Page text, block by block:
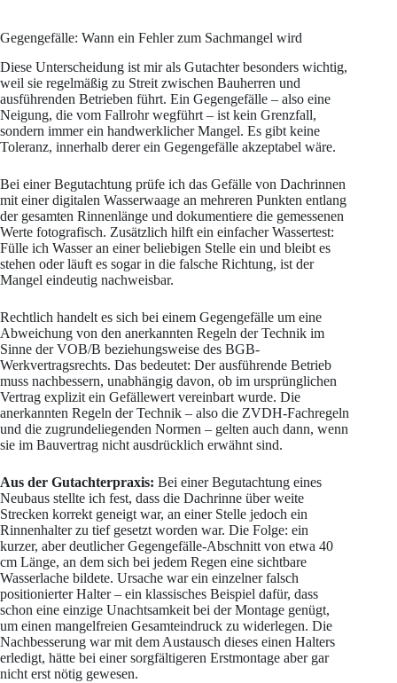
Gegengefälle: Wann ein Fehler zum Sachmangel wird
Diese Unterscheidung ist mir als Gutachter besonders wichtig,
weil sie regelmäßig zu Streit zwischen Bauherren und
ausführenden Betrieben führt. Ein Gegengefälle – also eine
Neigung, die vom Fallrohr wegführt – ist kein Grenzfall,
sondern immer ein handwerklicher Mangel. Es gibt keine
Toleranz, innerhalb derer ein Gegengefälle akzeptabel wäre.
Bei einer Begutachtung prüfe ich das Gefälle von Dachrinnen
mit einer digitalen Wasserwaage an mehreren Punkten entlang
der gesamten Rinnenlänge und dokumentiere die gemessenen
Werte fotografisch. Zusätzlich hilft ein einfacher Wassertest:
Fülle ich Wasser an einer beliebigen Stelle ein und bleibt es
stehen oder läuft es sogar in die falsche Richtung, ist der
Mangel eindeutig nachweisbar.
Rechtlich handelt es sich bei einem Gegengefälle um eine
Abweichung von den anerkannten Regeln der Technik im
Sinne der VOB/B beziehungsweise des BGB-
Werkvertragsrechts. Das bedeutet: Der ausführende Betrieb
muss nachbessern, unabhängig davon, ob im ursprünglichen
Vertrag explizit ein Gefällewert vereinbart wurde. Die
anerkannten Regeln der Technik – also die ZVDH-Fachregeln
und die zugrundeliegenden Normen – gelten auch dann, wenn
sie im Bauvertrag nicht ausdrücklich erwähnt sind.
Aus der Gutachterpraxis: Bei einer Begutachtung eines
Neubaus stellte ich fest, dass die Dachrinne über weite
Strecken korrekt geneigt war, an einer Stelle jedoch ein
Rinnenhalter zu tief gesetzt worden war. Die Folge: ein
kurzer, aber deutlicher Gegengefälle-Abschnitt von etwa 40
cm Länge, an dem sich bei jedem Regen eine sichtbare
Wasserlache bildete. Ursache war ein einzelner falsch
positionierter Halter – ein klassisches Beispiel dafür, dass
schon eine einzige Unachtsamkeit bei der Montage genügt,
um einen mangelfreien Gesamteindruck zu widerlegen. Die
Nachbesserung war mit dem Austausch dieses einen Halters
erledigt, hätte bei einer sorgfältigeren Erstmontage aber gar
nicht erst nötig gewesen.